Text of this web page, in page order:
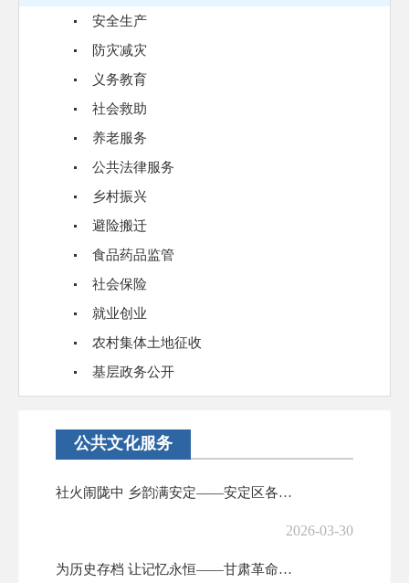
安全生产
防灾减灾
义务教育
社会救助
养老服务
公共法律服务
乡村振兴
避险搬迁
食品药品监管
社会保险
就业创业
农村集体土地征收
基层政务公开
公共文化服务
社火闹陇中 乡韵满安定——安定区各乡镇社火展演燃动新春
2026-03-30
为历史存档 让记忆永恒——甘肃革命军事馆面向社会和驻军单位广泛征集文...